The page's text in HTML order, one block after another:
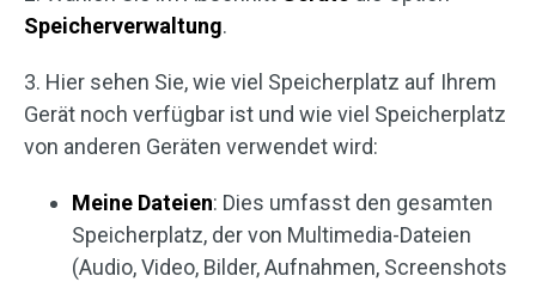
Speicherverwaltung.
3. Hier sehen Sie, wie viel Speicherplatz auf Ihrem
Gerät noch verfügbar ist und wie viel Speicherplatz
von anderen Geräten verwendet wird:
Meine Dateien: Dies umfasst den gesamten
Speicherplatz, der von Multimedia-Dateien
(Audio, Video, Bilder, Aufnahmen, Screenshots